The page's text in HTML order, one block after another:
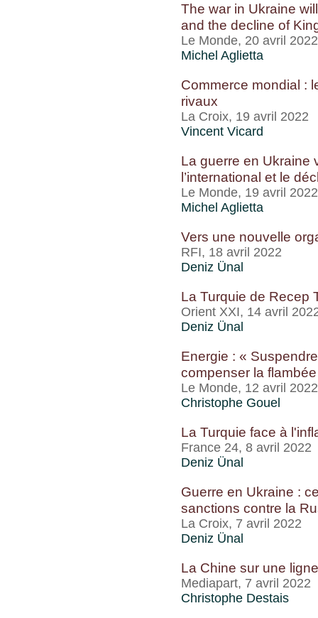
The war in Ukraine
and the decline of
Le Monde, 20 avril 2022
Michel Aglietta
Commerce mondial :
rivaux
La Croix, 19 avril 2022
Vincent Vicard
La guerre en Ukraine
l’international et le
Le Monde, 19 avril 2022
Michel Aglietta
Vers une nouvelle
RFI, 18 avril 2022
Deniz Ünal
La Turquie de Recep
Orient XXI, 14 avril
Deniz Ünal
Energie : «
compenser la
Le Monde, 12 avril 2022
Christophe Gouel
La Turquie face à
France 24, 8 avril 2022
Deniz Ünal
Guerre en Ukraine :
sanctions contre la
La Croix, 7 avril 2022
Deniz Ünal
La Chine sur une
Mediapart, 7 avril 2022
Christophe Destais